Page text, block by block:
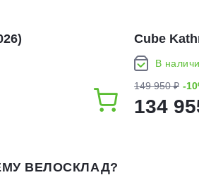
Cube
В
149 950 ₽ -
134
ВЕЛОСКЛАД?